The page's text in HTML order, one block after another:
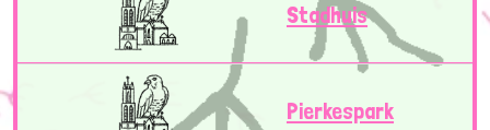
Stadhuis
Pierkespark